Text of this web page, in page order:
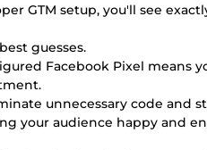
GTM setup, you'll see
guesses.
Facebook Pixel
unnecessary code
your audience happy and